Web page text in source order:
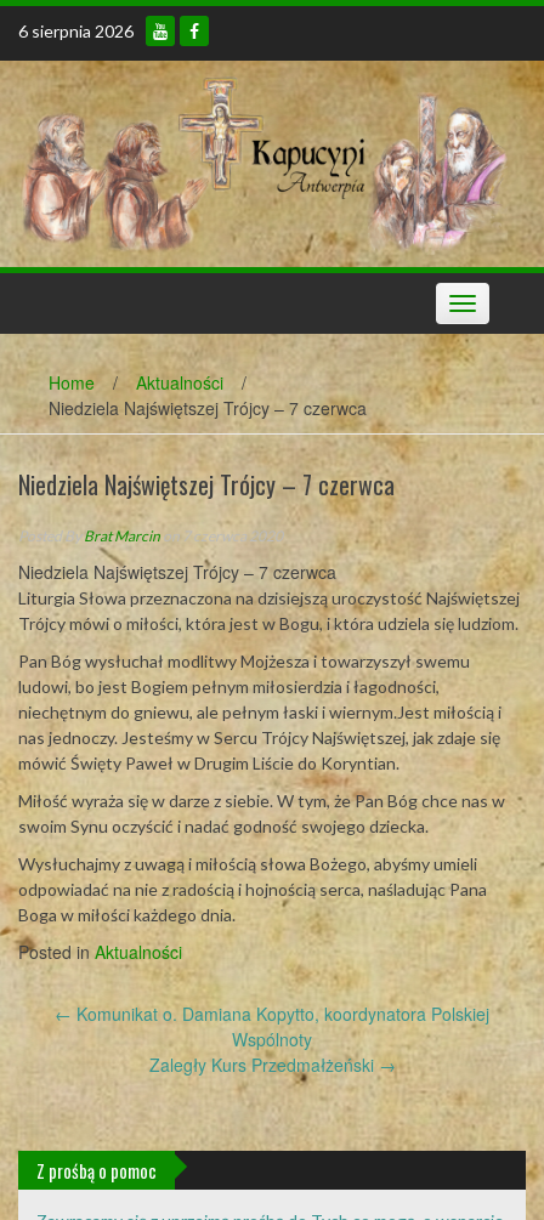
Skip
content
6 sierpnia 2026
Toggle
navigation
Home / Aktualności
/
Niedziela Najświętszej Trójcy – 7 czerwca
Niedziela Najświętszej Trójcy – 7 czerwca
Posted ByBrat Marcin on 7 czerwca 2020
Niedziela Najświętszej Trójcy – 7 czerwca
Liturgia Słowa przeznaczona na dzisiejszą uroczystość Najświętszej
Trójcy mówi o miłości, która jest w Bogu, i która udziela się ludziom.
Pan Bóg wysłuchał modlitwy Mojżesza i towarzyszył swemu
ludowi, bo jest Bogiem pełnym miłosierdzia i łagodności,
niechętnym do gniewu, ale pełnym łaski i wiernym.Jest miłością i
nas jednoczy. Jesteśmy w Sercu Trójcy Najświętszej, jak zdaje się
mówić Święty Paweł w Drugim Liście do Koryntian.
Miłość wyraża się w darze z siebie. W tym, że Pan Bóg chce nas w
swoim Synu oczyścić i nadać godność swojego dziecka.
Wysłuchajmy z uwagą i miłością słowa Bożego, abyśmy umieli
odpowiadać na nie z radością i hojnością serca, naśladując Pana
Boga w miłości każdego dnia.
Posted in Aktualności
Post
navigation
← Komunikat o. Damiana Kopytto, koordynatora Polskiej
Wspólnoty
Zaległy Kurs Przedmałżeński →
Z prośbą o pomoc